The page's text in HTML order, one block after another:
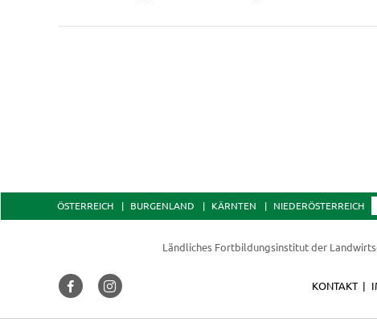
ÖSTERREICH BURGENLAND KÄRNTEN NIEDERÖSTERREICH
Ländliches Fortbildungsinstitut der
KONTAKT